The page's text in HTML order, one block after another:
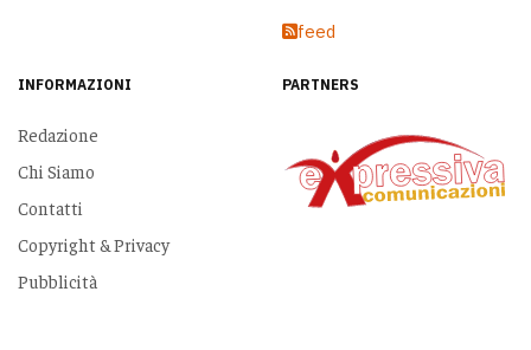
feed
INFORMAZIONI
Redazione
Chi Siamo
Contatti
Copyright & Privacy
Pubblicità
PARTNERS